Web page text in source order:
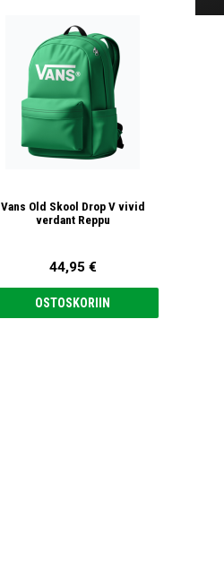
Vans Old Skool Drop V vivid
verdant Reppu
44,95 €
OSTOSKORIIN